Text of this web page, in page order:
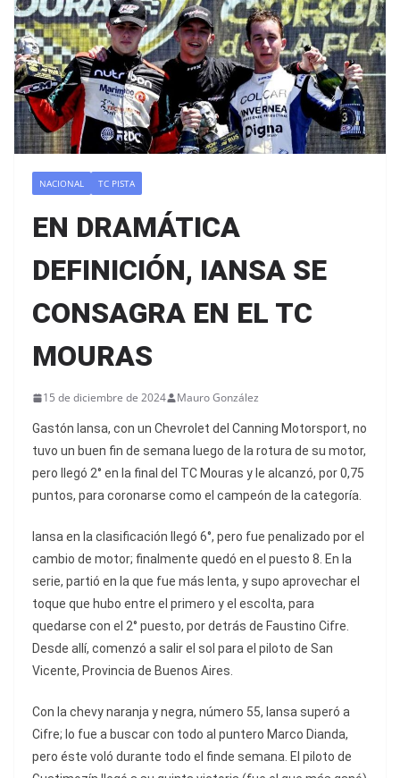
NACIONAL TC PISTA
EN DRAMÁTICA
DEFINICIÓN, IANSA SE
CONSAGRA EN EL TC
MOURAS
15 de diciembre de 2024 Mauro González
Gastón Iansa, con un Chevrolet del Canning Motorsport, no
tuvo un buen fin de semana luego de la rotura de su motor,
pero llegó 2° en la final del TC Mouras y le alcanzó, por 0,75
puntos, para coronarse como el campeón de la categoría.
Iansa en la clasificación llegó 6°, pero fue penalizado por el
cambio de motor; finalmente quedó en el puesto 8. En la
serie, partió en la que fue más lenta, y supo aprovechar el
toque que hubo entre el primero y el escolta, para
quedarse con el 2° puesto, por detrás de Faustino Cifre.
Desde allí, comenzó a salir el sol para el piloto de San
Vicente, Provincia de Buenos Aires.
Con la chevy naranja y negra, número 55, Iansa superó a
Cifre; lo fue a buscar con todo al puntero Marco Dianda,
pero éste voló durante todo el finde semana. El piloto de